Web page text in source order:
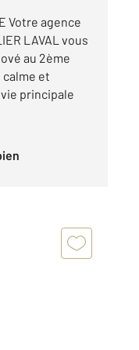
Votre agence
LAVAL vous
au 2ème
et
principale